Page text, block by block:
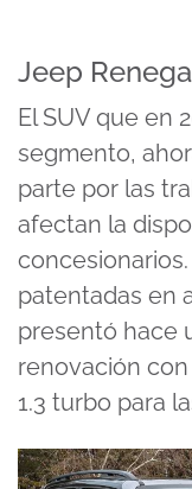
Jeep
El SUV que en
segmento,
parte por las
afectan la
patentadas en
presentó hace
renovación
1.3 turbo para